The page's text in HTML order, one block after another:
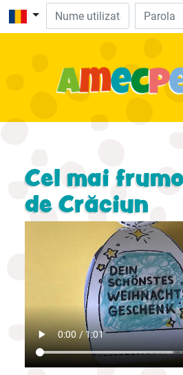
Biblie
Aventuri
Activităţi
Cel mai
de Crăciun